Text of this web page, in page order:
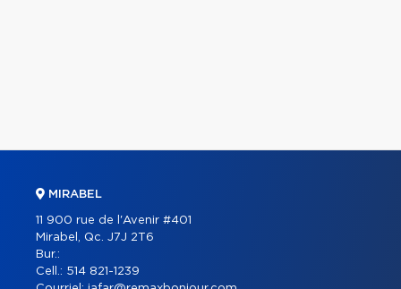
MIRABEL
11 900 rue de l'Avenir #401
Mirabel, Qc. J7J 2T6
Bur.:
Cell.: 514 821-1239